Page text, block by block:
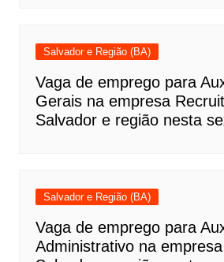
Salvador e Região (BA)
Vaga de emprego para
Gerais na empresa
Salvador e região nesta
Salvador e Região (BA)
Vaga de emprego para
Administrativo na